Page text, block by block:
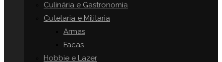
Culinária e Gastronomia
Cutelaria e Militaria
Armas
Facas
Hobbie e Lazer